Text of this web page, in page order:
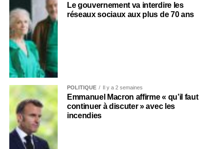
Le gouvernement va interdire les
réseaux sociaux aux plus de 70 ans
POLITIQUE Il y a 2 semaines
Emmanuel Macron affirme « qu’il faut
continuer à discuter » avec les
incendies